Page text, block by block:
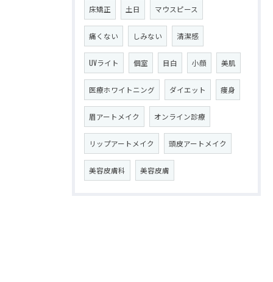
床矯正 土日 マウスピース
痛くない しみない 清潔感
UVライト 個室 目白 小顔 美肌
医療ホワイトニング ダイエット 痩身
眉アートメイク オンライン診療
リップアートメイク 頭皮アートメイク
美容皮膚科 美容皮膚